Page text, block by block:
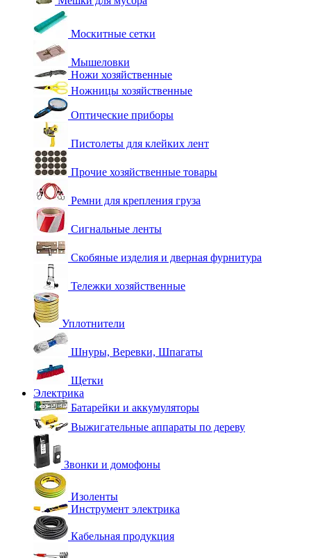
Москитные сетки
Мышеловки
Ножи хозяйственные
Ножницы хозяйственные
Оптические приборы
Пистолеты для клейких лент
Прочие хозяйственные товары
Ремни для крепления груза
Сигнальные ленты
Скобяные изделия и дверная фурнитура
Тележки хозяйственные
Уплотнители
Шнуры, Веревки, Шпагаты
Щетки
Электрика
Батарейки и аккумуляторы
Выжигательные аппараты по дереву
Звонки и домофоны
Изоленты
Инструмент электрика
Кабельная продукция